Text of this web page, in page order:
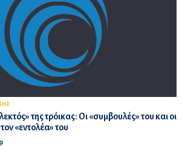
της τρόικας: Οι «συμβουλές» του και οι
«εντολέα» του